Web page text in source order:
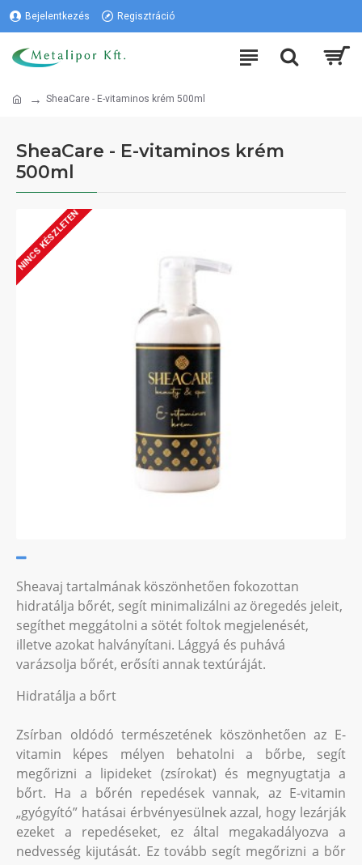
Bejelentkezés Regisztráció
SheaCare - E-vitaminos krém 500ml
SheaCare - E-vitaminos krém
500ml
NINCS KÉSZLETEN
Sheavaj tartalmának köszönhetően fokozottan
hidratálja bőrét, segít minimalizálni az öregedés jeleit,
segíthet meggátolni a sötét foltok megjelenését,
illetve azokat halványítani. Lággyá és puhává
varázsolja bőrét, erősíti annak textúráját.
Hidratálja a bőrt
Zsírban oldódó természetének köszönhetően az E-
vitamin képes mélyen behatolni a bőrbe, segít
megőrizni a lipideket (zsírokat) és megnyugtatja a
bőrt. Ha a bőrén repedések vannak, az E-vitamin
„gyógyító” hatásai érbvényesülnek azzal, hogy lezárják
ezeket a repedéseket, ez által megakadályozva a
nedvesség kijutását. Ez tovább segít megőrizni a bőr